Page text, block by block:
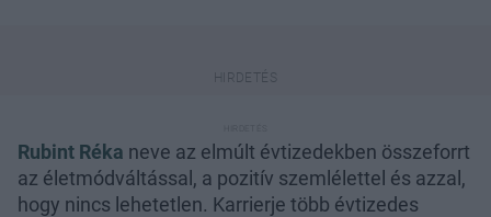
Rubint Réka neve az elmúlt évtizedekben összeforrt
az életmódváltással, a pozitív szemlélettel és azzal,
hogy nincs lehetetlen. Karrierje több évtizedes